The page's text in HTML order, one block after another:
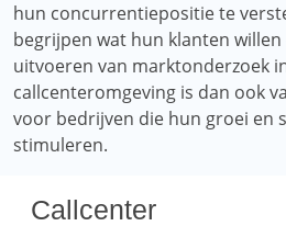
hun concurrentiepositie te
begrijpen wat hun klanten
uitvoeren van marktonderzoek
callcenteromgeving is dan ook
voor bedrijven die hun groei en
stimuleren.
Callcenter